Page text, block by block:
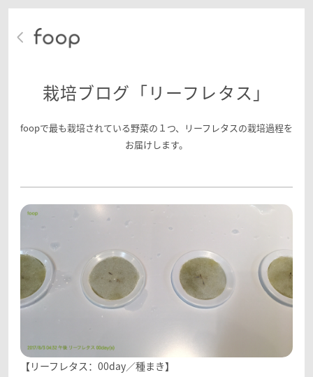
栽培ブログ「リーフレタス」
foopで最も栽培されている野菜の１つ、リーフレタスの栽培過程を
お届けします。
【リーフレタス：00day／種まき】